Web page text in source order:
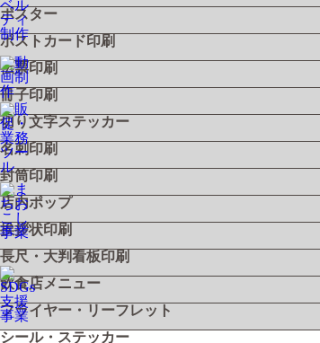
ポスター
ポストカード印刷
伝票印刷
冊子印刷
切り文字ステッカー
名刺印刷
封筒印刷
店内ポップ
挨拶状印刷
長尺・大判看板印刷
飲食店メニュー
フライヤー・リーフレット
シール・ステッカー